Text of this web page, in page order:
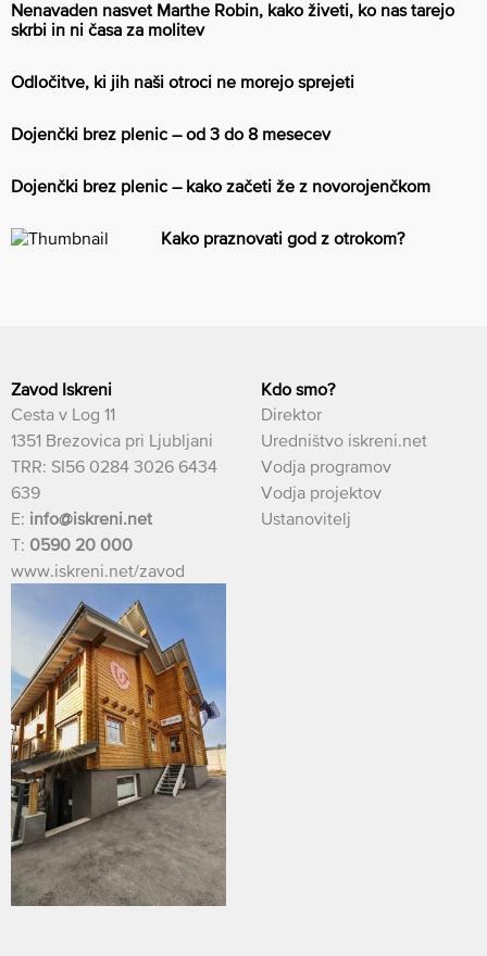
Nenavaden nasvet Marthe Robin, kako živeti, ko nas tarejo
skrbi in ni časa za molitev
Odločitve, ki jih naši otroci ne morejo sprejeti
Dojenčki brez plenic – od 3 do 8 mesecev
Dojenčki brez plenic – kako začeti že z novorojenčkom
Kako praznovati god z otrokom?
Zavod Iskreni
Cesta v Log 11
1351 Brezovica pri Ljubljani
TRR: SI56 0284 3026 6434
639
E: info@iskreni.net
T: 0590 20 000
www.iskreni.net/zavod
Kdo smo?
Direktor
Uredništvo iskreni.net
Vodja programov
Vodja projektov
Ustanovitelj